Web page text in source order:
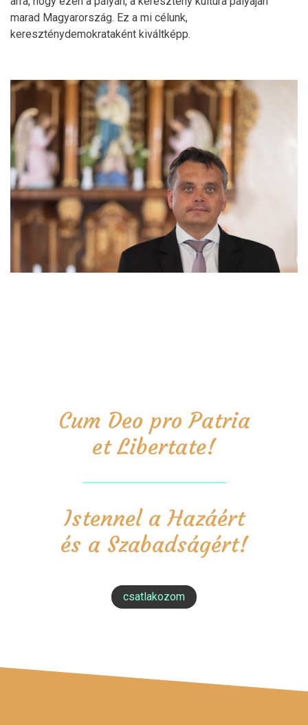
marad Magyarország. Ez a mi célunk,
kereszténydemokrataként kiváltképp.
Cum Deo pro Patria
et Libertate!
Istennel a Hazáért
és a Szabadságért!
csatlakozom